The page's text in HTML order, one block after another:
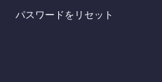
パスワードをリセット